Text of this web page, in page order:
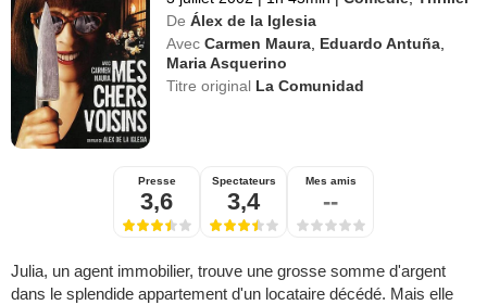
De Álex de la Iglesia
Avec Carmen Maura, Eduardo Antuña,
Maria Asquerino
Titre original La Comunidad
Presse
3,6
Spectateurs
3,4
Mes amis
--
Julia, un agent immobilier, trouve une grosse somme d'argent
dans le splendide appartement d'un locataire décédé. Mais elle